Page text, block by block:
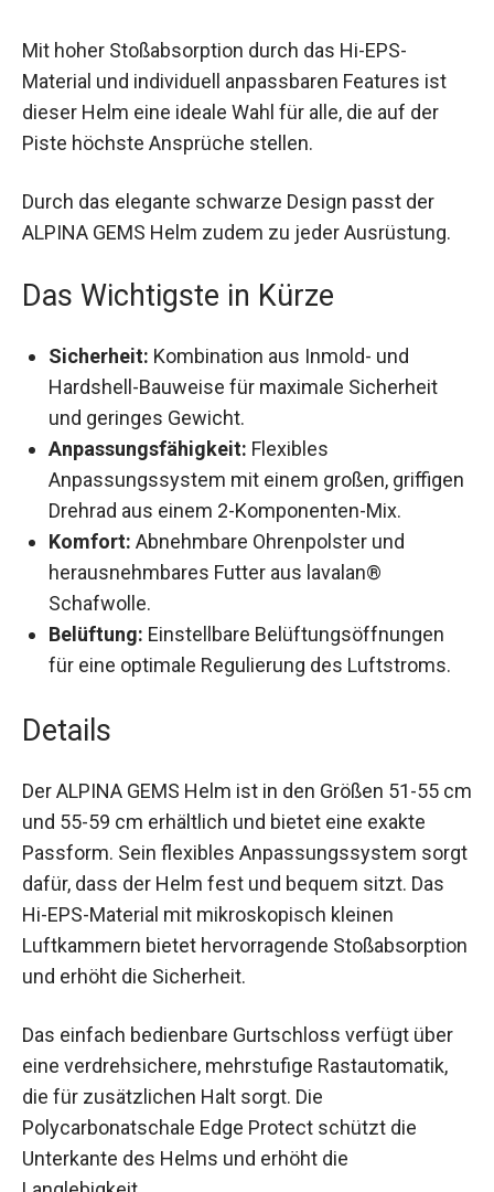
Material und individuell anpassbaren Features ist
dieser Helm eine ideale Wahl für alle, die auf der
Piste höchste Ansprüche stellen.
ALPINA GEMS Helm zudem zu jeder Ausrüstung.
Das Wichtigste in Kürze
Hardshell-Bauweise für maximale Sicherheit
und geringes Gewicht.
Anpassungsfähigkeit:
Anpassungssystem mit einem großen,
griffigen Drehrad aus einem 2-Komponenten-
Mix.
Komfort: Abnehmbare Ohrenpolster und
herausnehmbares Futter aus lavalan®
Schafwolle.
Belüftung: Einstellbare Belüftungsöffnungen
für eine optimale Regulierung des Luftstroms.
Details
Der ALPINA GEMS Helm ist in den Größen 51-55
cm und 55-59 cm erhältlich und bietet eine
exakte Passform. Sein flexibles
Anpassungssystem sorgt dafür, dass der Helm
fest und bequem sitzt. Das Hi-EPS-Material mit
mikroskopisch kleinen Luftkammern bietet
hervorragende Stoßabsorption und erhöht die
Sicherheit.
Das einfach bedienbare Gurtschloss verfügt über
eine verdrehsichere, mehrstufige Rastautomatik,
die für zusätzlichen Halt sorgt. Die
Polycarbonatschale Edge Protect schützt die